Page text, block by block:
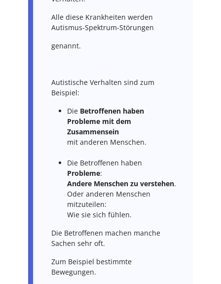
Alle diese Krankheiten werden
Autismus-Spektrum-Störungen
genannt.
Autistische Verhalten sind zum
Beispiel:
Die Betroffenen haben
Probleme mit dem
Zusammensein
mit anderen Menschen.
Die Betroffenen haben
Probleme:
Andere Menschen zu verstehen.
Oder anderen Menschen
mitzuteilen:
Wie sie sich fühlen.
Die Betroffenen machen manche
Sachen sehr oft.
Zum Beispiel bestimmte
Bewegungen.